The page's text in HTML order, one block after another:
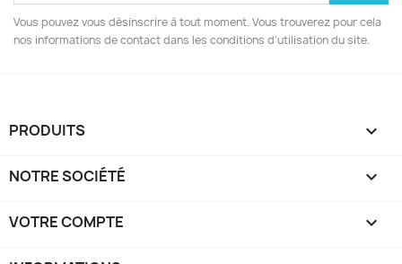
Vous pouvez vous désinscrire à tout moment. Vous trouverez pour cela
nos informations de contact dans les conditions d'utilisation du site.
PRODUITS 
NOTRE SOCIÉTÉ 
VOTRE COMPTE 